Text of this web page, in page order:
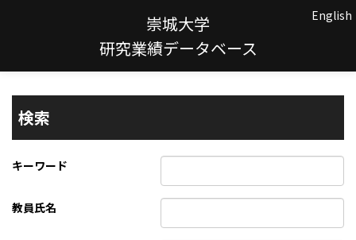
崇城大学
研究業績データベース
English
検索
キーワード
教員氏名